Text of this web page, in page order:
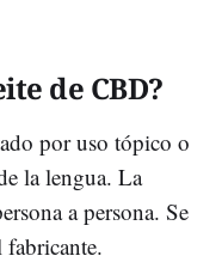
de CBD?
por uso tópico o
la lengua. La
a persona. Se
fabricante.